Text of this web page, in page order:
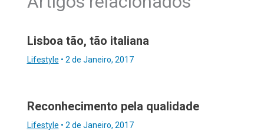
Lisboa tão, tão italiana
Lifestyle • 2 de Janeiro, 2017
Reconhecimento pela qualidade
Lifestyle • 2 de Janeiro, 2017